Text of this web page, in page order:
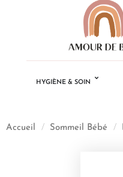
HYGIÈNE & SOIN
Accueil / Sommeil Bébé /